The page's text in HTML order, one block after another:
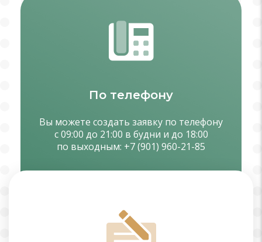
По телефону
Вы можете создать заявку по телефону
с 09:00 до 21:00 в будни и до 18:00
по выходным: +7 (901) 960-21-85